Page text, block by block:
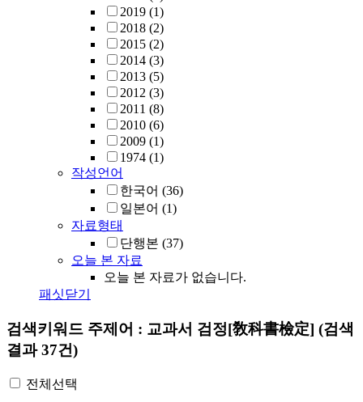
2019 (1)
2018 (2)
2015 (2)
2014 (3)
2013 (5)
2012 (3)
2011 (8)
2010 (6)
2009 (1)
1974 (1)
작성언어
한국어 (36)
일본어 (1)
자료형태
단행본 (37)
오늘 본 자료
오늘 본 자료가 없습니다.
패싯닫기
검색키워드 주제어 : 교과서 검정[敎科書檢定] (검색
결과 37건)
전체선택